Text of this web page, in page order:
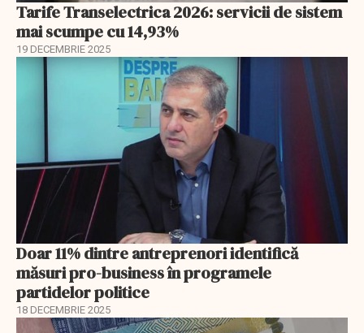
Tarife Transelectrica 2026: servicii de sistem
mai scumpe cu 14,93%
19 DECEMBRIE 2025
Doar 11% dintre antreprenori identifică
măsuri pro-business în programele
partidelor politice
18 DECEMBRIE 2025